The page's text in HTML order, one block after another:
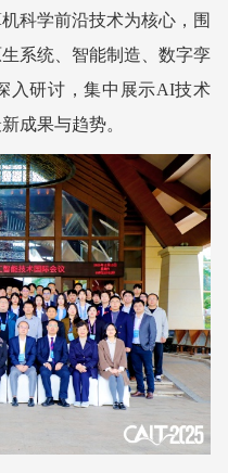
科学前沿技术为核心，围
系统、智能制造、数字孪
入研讨，集中展示AI技术
成果与趋势。